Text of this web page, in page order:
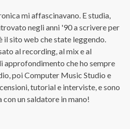
mi affascinavano. E studia,
negli anni '90 a scrivere per
il sito web che state leggendo.
al recording, al mix e al
approfondimento che ho sempre
poi Computer Music Studio e
tutorial e interviste, e sono
con un saldatore in mano!